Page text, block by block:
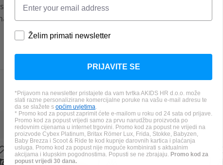
105 cm
18cm
Želim primati newsletter
PRIJAVITE SE
*Prijavom na newsletter pristajete da vam tvrtka AKIDS HR d.o.o. može
slati razne personalizirane komercijalne poruke na vašu e-mail adresu te
da se slažete s općim uvjetima
* Promo kod za popust zaprimit ćete e-mailom u roku od 24 sata od prijave.
Promo kod za popust vrijedi samo za prvu narudžbu proizvoda po
redovnim cijenama u internet trgovini. Promo kod za popust ne vrijedi na
proizvode Cybex Platinum, Britax Römer Lux, Frida, Stokke, Babyzen,
Baby Brezza i Scoot & Ride te kod kupnje darovnih kartica i plaćanja
usluga. Promo kod za popust nije moguće kombinirati s aktualnim
akcijama i klupskim pogodnostima. Popusti se ne zbrajaju. Promo kod za
popust vrijedi 30 dana.